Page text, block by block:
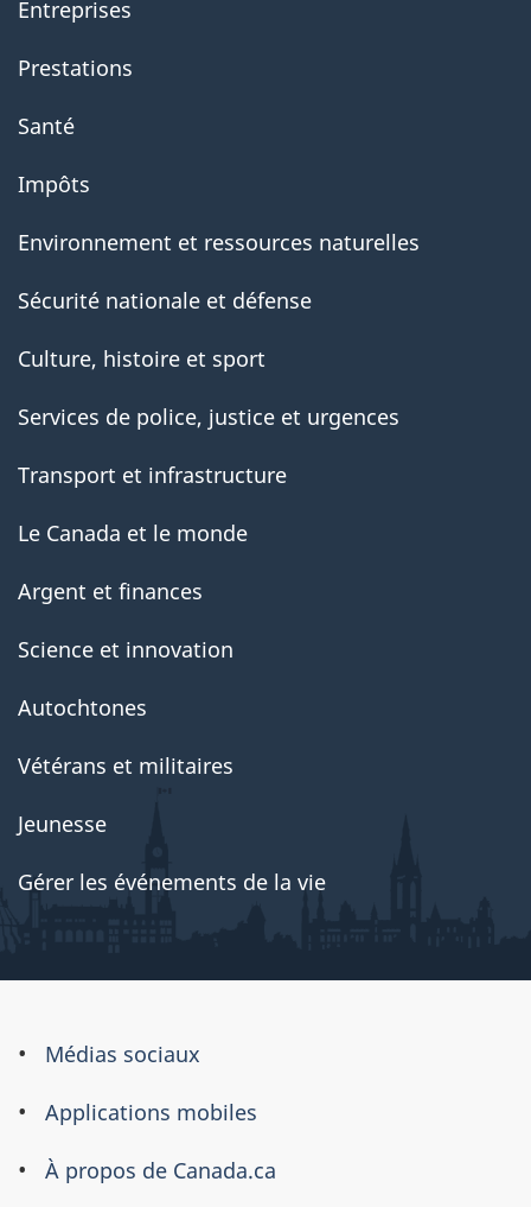
Entreprises
Prestations
Santé
Impôts
Environnement et ressources naturelles
Sécurité nationale et défense
Culture, histoire et sport
Services de police, justice et urgences
Transport et infrastructure
Le Canada et le monde
Argent et finances
Science et innovation
Autochtones
Vétérans et militaires
Jeunesse
Gérer les événements de la vie
À
propos
ce
Médias sociaux
Applications mobiles
À propos de Canada.ca